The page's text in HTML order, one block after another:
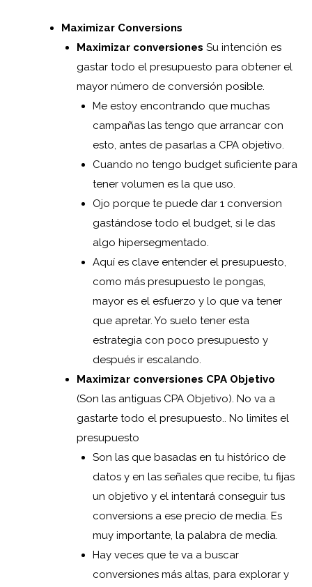
Maximizar Conversions
Maximizar conversiones Su intención es
gastar todo el presupuesto para obtener el
mayor número de conversión posible.
Me estoy encontrando que muchas
campañas las tengo que arrancar con
esto, antes de pasarlas a CPA objetivo.
Cuando no tengo budget suficiente para
tener volumen es la que uso.
Ojo porque te puede dar 1 conversion
gastándose todo el budget, si le das
algo hipersegmentado.
Aquí es clave entender el presupuesto,
como más presupuesto le pongas,
mayor es el esfuerzo y lo que va tener
que apretar. Yo suelo tener esta
estrategia con poco presupuesto y
después ir escalando.
Maximizar conversiones CPA Objetivo
(Son las antiguas CPA Objetivo). No va a
gastarte todo el presupuesto.. No limites el
presupuesto
Son las que basadas en tu histórico de
datos y en las señales que recibe, tu fijas
un objetivo y el intentará conseguir tus
conversions a ese precio de media. Es
muy importante, la palabra de media.
Hay veces que te va a buscar
conversiones más altas, para explorar y